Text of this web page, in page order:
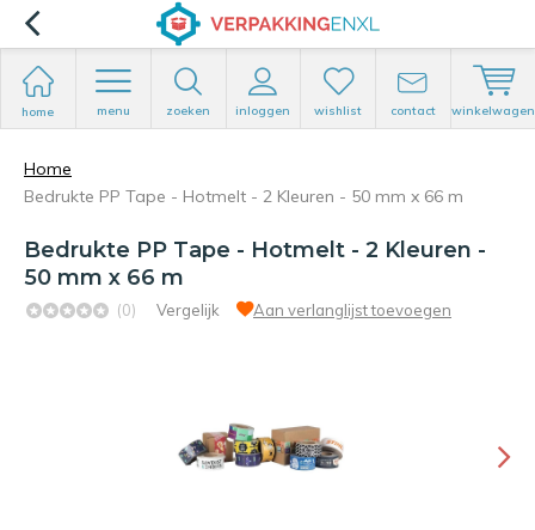
home menu zoeken inloggen wishlist contact winkelwagen
Home
Bedrukte PP Tape - Hotmelt - 2 Kleuren - 50 mm x 66 m
Bedrukte PP Tape - Hotmelt - 2 Kleuren -
50 mm x 66 m
(0) Vergelijk Aan verlanglijst toevoegen